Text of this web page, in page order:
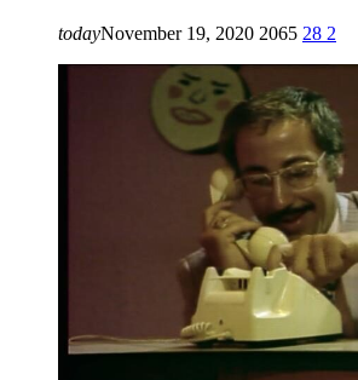
todayNovember 19, 2020 2065 28 2